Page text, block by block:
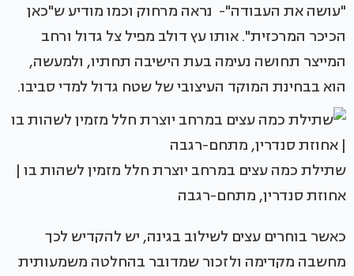
"עושה את העבודה"- נראה מרחוק וכמו מודיע ש"כאן
הכיכר המרכזית". אותו עץ דולב מפיל צל גדול ורחב
המייצר תחושה נעימה בעת הישיבה תחתיו, ולמעשה,
הוא בבחינת המוקד העיצובי של שטח גדול למדי סביבו.
שתילת כמה עצים במרחב יוצרת חלל מזמין לשהות בו |
אחוזת סנדרין, מתחם-רגבה
כאשר בוחרים עצים לשילוב בגינה, יש להקדיש לכך
מחשבה מקדימה ולזכור שמדובר בהחלטה משמעותית